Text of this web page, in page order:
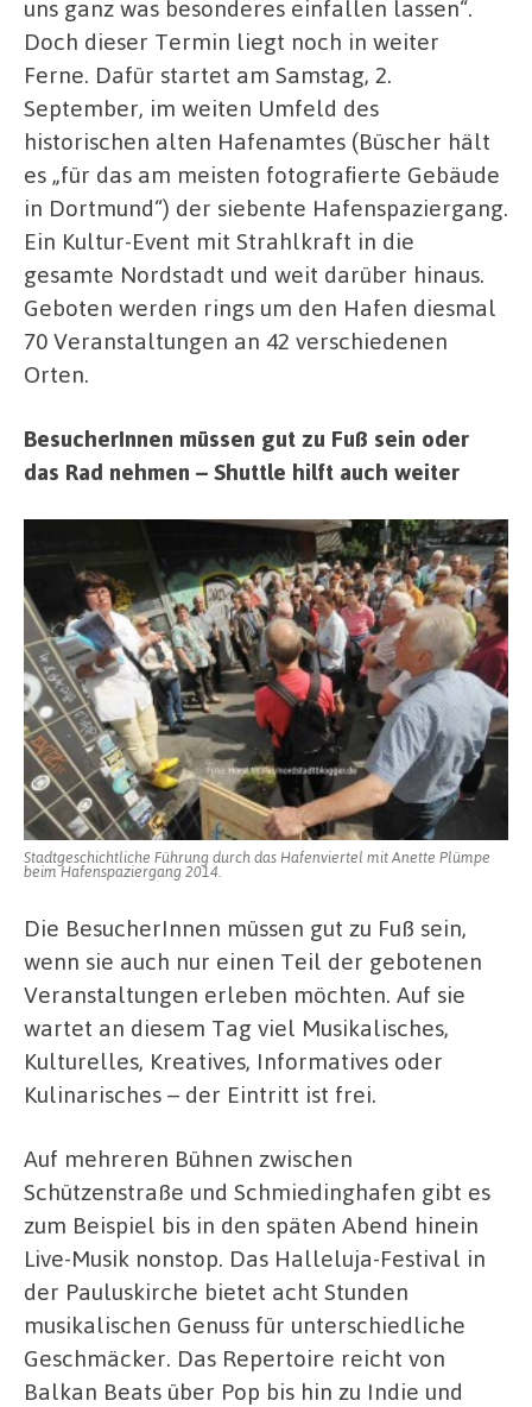
uns ganz was besonderes einfallen lassen“.
Doch dieser Termin liegt noch in weiter
Ferne. Dafür startet am Samstag, 2.
September, im weiten Umfeld des
historischen alten Hafenamtes (Büscher hält
es „für das am meisten fotografierte Gebäude
in Dortmund“) der siebente Hafenspaziergang.
Ein Kultur-Event mit Strahlkraft in die
gesamte Nordstadt und weit darüber hinaus.
Geboten werden rings um den Hafen diesmal
70 Veranstaltungen an 42 verschiedenen
Orten.
BesucherInnen müssen gut zu Fuß sein oder
das Rad nehmen – Shuttle hilft auch weiter
Stadtgeschichtliche Führung durch das Hafenviertel mit Anette Plümpe
beim Hafenspaziergang 2014.
Die BesucherInnen müssen gut zu Fuß sein,
wenn sie auch nur einen Teil der gebotenen
Veranstaltungen erleben möchten. Auf sie
wartet an diesem Tag viel Musikalisches,
Kulturelles, Kreatives, Informatives oder
Kulinarisches – der Eintritt ist frei.
Auf mehreren Bühnen zwischen
Schützenstraße und Schmiedinghafen gibt es
zum Beispiel bis in den späten Abend hinein
Live-Musik nonstop. Das Halleluja-Festival in
der Pauluskirche bietet acht Stunden
musikalischen Genuss für unterschiedliche
Geschmäcker. Das Repertoire reicht von
Balkan Beats über Pop bis hin zu Indie und